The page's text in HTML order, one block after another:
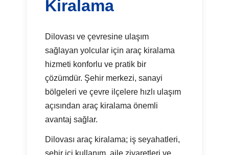
Kiralama
Dilovası ve çevresine ulaşım
sağlayan yolcular için araç kiralama
hizmeti konforlu ve pratik bir
çözümdür. Şehir merkezi, sanayi
bölgeleri ve çevre ilçelere hızlı ulaşım
açısından araç kiralama önemli
avantaj sağlar.
Dilovası araç kiralama; iş seyahatleri,
şehir içi kullanım, aile ziyaretleri ve